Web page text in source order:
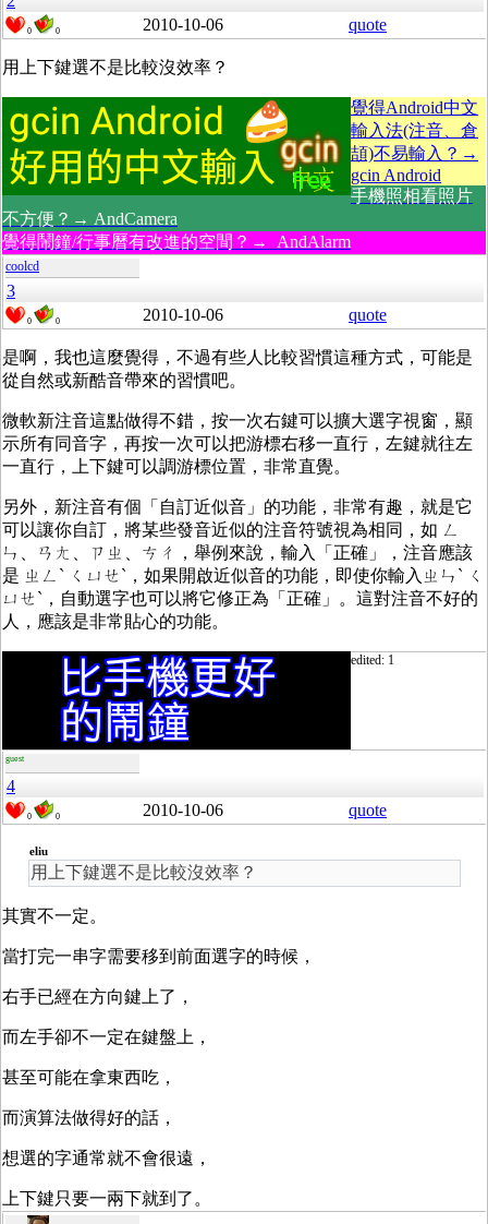
0 0 2010-10-06 quote
用上下鍵選不是比較沒效率？
覺得Android中文
輸入法(注音、倉
頡)不易輸入？→
gcin Android
手機照相看照片
不方便？→ AndCamera
覺得鬧鐘/行事曆有改進的空間？→ AndAlarm
coolcd
3
0 0 2010-10-06 quote
是啊，我也這麼覺得，不過有些人比較習慣這種方式，可能是
從自然或新酷音帶來的習慣吧。
微軟新注音這點做得不錯，按一次右鍵可以擴大選字視窗，顯
示所有同音字，再按一次可以把游標右移一直行，左鍵就往左
一直行，上下鍵可以調游標位置，非常直覺。
另外，新注音有個「自訂近似音」的功能，非常有趣，就是它
可以讓你自訂，將某些發音近似的注音符號視為相同，如 ㄥ
ㄣ、ㄢㄤ、ㄗㄓ、ㄘㄔ，舉例來說，輸入「正確」，注音應該
是 ㄓㄥˋ ㄑㄩㄝˋ，如果開啟近似音的功能，即使你輸入ㄓㄣˋ ㄑ
ㄩㄝˋ，自動選字也可以將它修正為「正確」。這對注音不好的
人，應該是非常貼心的功能。
edited: 1
guest
4
0 0 2010-10-06 quote
eliu
用上下鍵選不是比較沒效率？
其實不一定。
當打完一串字需要移到前面選字的時候，
右手已經在方向鍵上了，
而左手卻不一定在鍵盤上，
甚至可能在拿東西吃，
而演算法做得好的話，
想選的字通常就不會很遠，
上下鍵只要一兩下就到了。